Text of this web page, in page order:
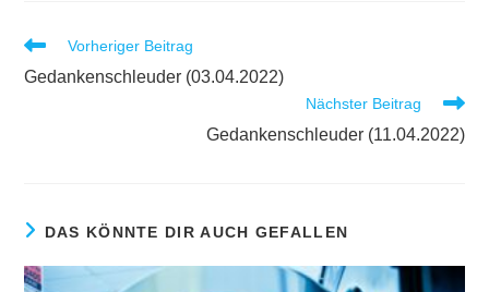
Vorheriger Beitrag
Gedankenschleuder (03.04.2022)
Nächster Beitrag
Gedankenschleuder (11.04.2022)
DAS KÖNNTE DIR AUCH GEFALLEN